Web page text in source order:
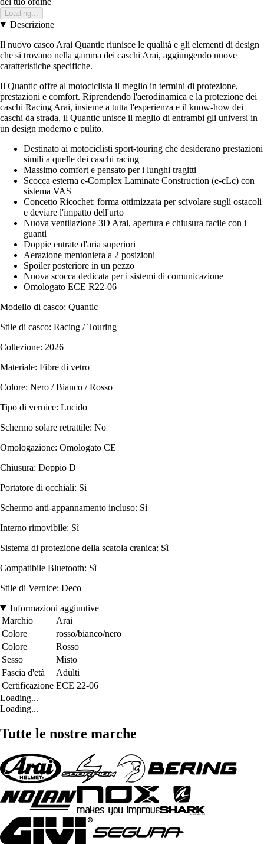
Loading...
Descrizione
Il nuovo casco Arai Quantic riunisce le qualità e gli elementi di design
che si trovano nella gamma dei caschi Arai, aggiungendo nuove
caratteristiche specifiche.
Il Quantic offre al motociclista il meglio in termini di protezione,
prestazioni e comfort. Riprendendo l'aerodinamica e la protezione dei
caschi Racing Arai, insieme a tutta l'esperienza e il know-how dei
caschi da strada, il Quantic unisce il meglio di entrambi gli universi in
un design moderno e pulito.
Destinato ai motociclisti sport-touring che desiderano prestazioni
simili a quelle dei caschi racing
Massimo comfort e pensato per i lunghi tragitti
Scocca esterna e-Complex Laminate Construction (e-cLc) con
sistema VAS
Concetto Ricochet: forma ottimizzata per scivolare sugli ostacoli
e deviare l'impatto dell'urto
Nuova ventilazione 3D Arai, apertura e chiusura facile con i
guanti
Doppie entrate d'aria superiori
Aerazione mentoniera a 2 posizioni
Spoiler posteriore in un pezzo
Nuova scocca dedicata per i sistemi di comunicazione
Omologato ECE R22-06
Modello di casco: Quantic
Stile di casco: Racing / Touring
Collezione: 2026
Materiale: Fibre di vetro
Colore: Nero / Bianco / Rosso
Tipo di vernice: Lucido
Schermo solare retrattile: No
Omologazione: Omologato CE
Chiusura: Doppio D
Portatore di occhiali: Sì
Schermo anti-appannamento incluso: Sì
Interno rimovibile: Sì
Sistema di protezione della scatola cranica: Sì
Compatibile Bluetooth: Sì
Stile di Vernice: Deco
Informazioni aggiuntive
Marchio
Arai
Colore
rosso/bianco/nero
Colore
Rosso
Sesso
Misto
Fascia d'età
Adulti
Certificazione ECE 22-06
Loading...
Loading...
Tutte le nostre marche